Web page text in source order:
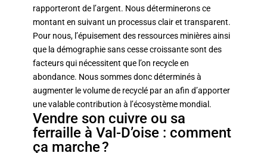
rapporteront de l’argent. Nous déterminerons ce
montant en suivant un processus clair et transparent.
Pour nous, l’épuisement des ressources minières ainsi
que la démographie sans cesse croissante sont des
facteurs qui nécessitent que l’on recycle en
abondance. Nous sommes donc déterminés à
augmenter le volume de recyclé par an afin d’apporter
une valable contribution à l’écosystème mondial.
Vendre son cuivre ou sa
ferraille à Val-D’oise : comment
ça marche ?